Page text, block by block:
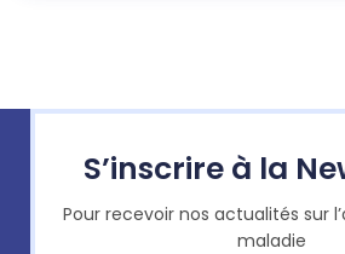
S’inscrire à la
Pour recevoir nos actualités sur
maladie